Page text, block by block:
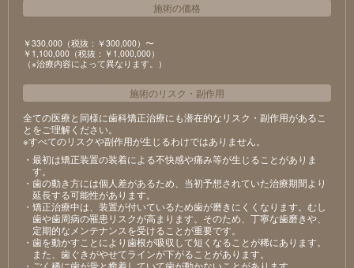
施術の価格
￥330,000（税抜：￥300,000）〜
￥1,100,000（税抜：￥1,000,000）
（※治療内容によって異なります。）
施術のリスク ・ 副作用
全ての医療と同様に歯科矯正治療にも潜在的なリスク・副作用があるこ
とをご理解ください。
※すべてのリスクや副作用が生じるわけではありません。
・最初は矯正装置の装着による不快感や痛み等が生じることがありま
す。
・歯の動き方には個人差があるため、当初予想されていた治療期間より
延長する可能性があります。
・矯正治療中は、装置が付いているため歯が磨きにくくなります。むし
歯や歯周病の罹患リスクが高まります。そのため、丁寧な歯磨きや、
定期的なメンテナンスを受けることが重要です。
・歯を動かすことにより歯根が吸収して短くなることが稀にあります。
また、歯ぐきがやせてラインが下がることがあります。
・ごく稀に歯が骨と癒着していて歯が動かないことがあります。